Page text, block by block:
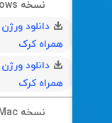
همراه کرک
همراه کرک